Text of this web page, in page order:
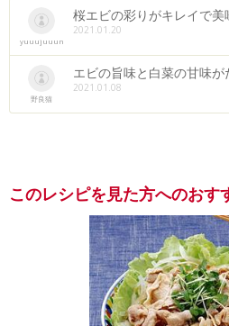
yuuujuuun
桜エビの彩りがキレイで美
2021.01.20
野良猫
エビの旨味と白菜の甘味
2021.01.08
このレシピを見た方へのおす